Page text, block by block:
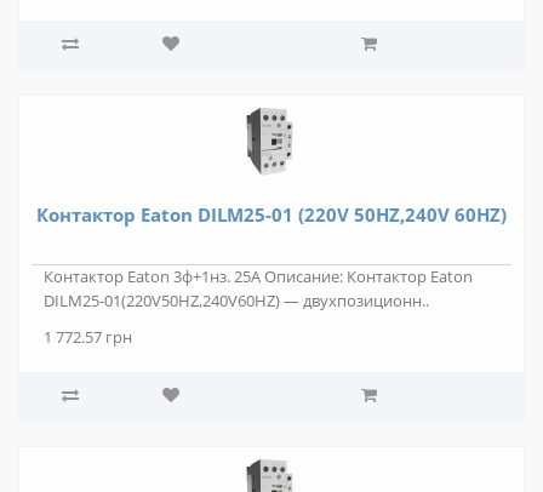
Контактор Eaton DILM25-01 (220V 50HZ,240V 60HZ)
Контактор Eaton 3ф+1нз. 25А Описание: Контактор Eaton
DILM25-01(220V50HZ,240V60HZ) — двухпозиционн..
1 772.57 грн